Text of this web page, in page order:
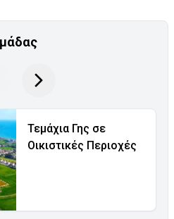
Τεμάχια Γης σε
Οικιστικές Περιοχές